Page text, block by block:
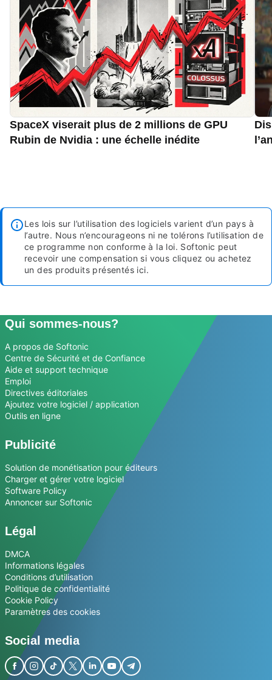
SpaceX viserait plus de 2 millions de GPU
Rubin de Nvidia : une échelle inédite
Les lois sur l’utilisation des logiciels varient d’un pays à
l’autre. Nous n’encourageons ni ne tolérons l’utilisation de
ce programme non conforme à la loi. Softonic peut
recevoir une compensation si vous cliquez ou achetez
un des produits présentés ici.
Qui sommes-nous?
A propos de Softonic
Centre de Sécurité et de Confiance
Aide et support technique
Emploi
Directives éditoriales
Ajoutez votre logiciel / application
Outils en ligne
Publicité
Solution de monétisation pour éditeurs
Charger et gérer votre logiciel
Software Policy
Annoncer sur Softonic
Légal
DMCA
Informations légales
Conditions d’utilisation
Politique de confidentialité
Cookie Policy
Paramètres des cookies
Social media